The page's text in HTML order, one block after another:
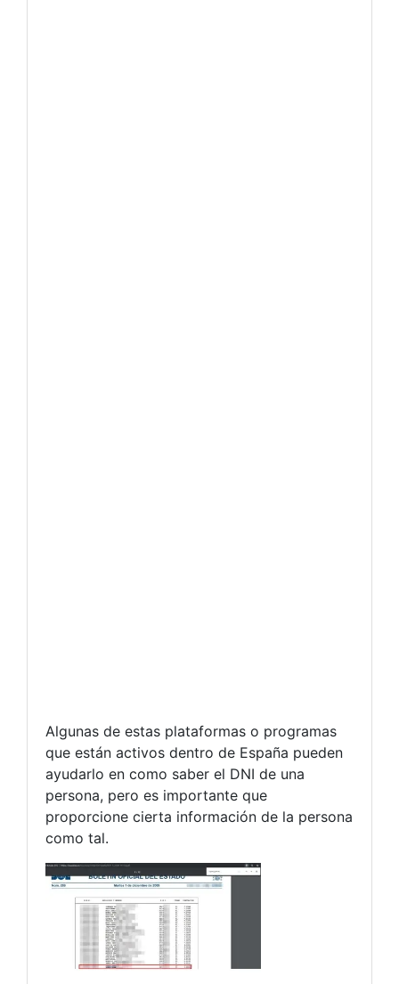
Algunas de estas plataformas o programas
que están activos dentro de España pueden
ayudarlo en como saber el DNI de una
persona, pero es importante que
proporcione cierta información de la persona
como tal.